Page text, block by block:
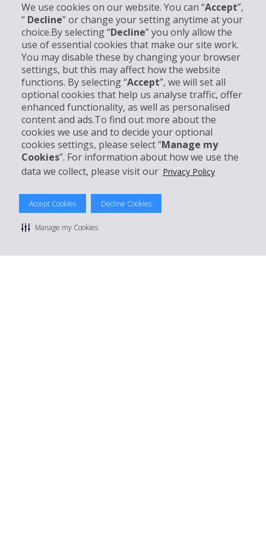
We use cookies on our website. You can “Accept”,
“ Decline” or change your setting anytime at your
choice.By selecting “Decline” you only allow the
use of essential cookies that make our site work.
You may disable these by changing your browser
settings, but this may affect how the website
functions. By selecting “Accept”, we will set all
optional cookies that help us analyse traffic, offer
enhanced functionality, as well as personalised
content and ads.To find out more about the
cookies we use and to decide your optional
cookies settings, please select “Manage my
Cookies”. For information about how we use the
data we collect, please visit our Privacy Policy
Accept Cookies Decline Cookies
Manage my Cookies
Unternehmensinformation
Partner
Kundenservice
Mieten bei Hertz
© 2026 The Hertz System, Inc.
Datenschutzrichtlinie
|
Sitemap Cookies verwalten